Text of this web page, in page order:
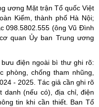
ương Mặt trận Tổ quốc Việt
Kiếm, thành phố Hà Nội;
098.5802.555 (ông Vũ Đình
quan Ủy ban Trung ương
điện ngoài bì thư ghi rõ:
phòng, chống tham nhũng,
- 2025. Tác giả cần ghi rõ
danh (nếu có), địa chỉ, điện
tin khi cần thiết. Ban Tổ